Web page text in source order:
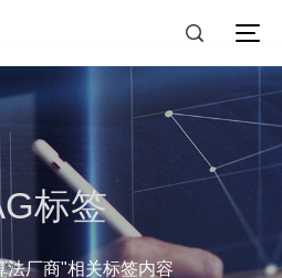
标签
法厂商"相关标签内容